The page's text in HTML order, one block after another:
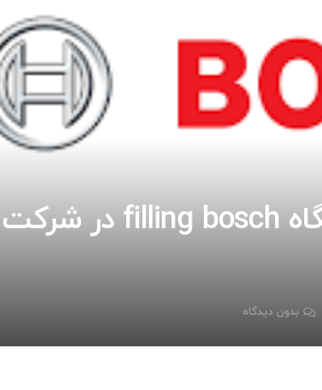
ارتقا و بروزرسانی دستگاه filling bosch در شرکت
بدون دیدگاه